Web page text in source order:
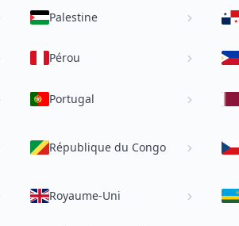
Palestine
Pérou
Portugal
République du Congo
Royaume-Uni